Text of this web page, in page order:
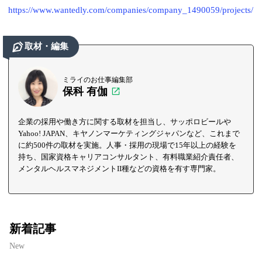
https://www.wantedly.com/companies/company_1490059/projects/
取材・編集
ミライのお仕事編集部
保科 有伽
企業の採用や働き方に関する取材を担当し、サッポロビールや
Yahoo! JAPAN、キヤノンマーケティングジャパンなど、これまで
に約500件の取材を実施。人事・採用の現場で15年以上の経験を
持ち、国家資格キャリアコンサルタント、有料職業紹介責任者、
メンタルヘルスマネジメントII種などの資格を有す専門家。
新着記事
New